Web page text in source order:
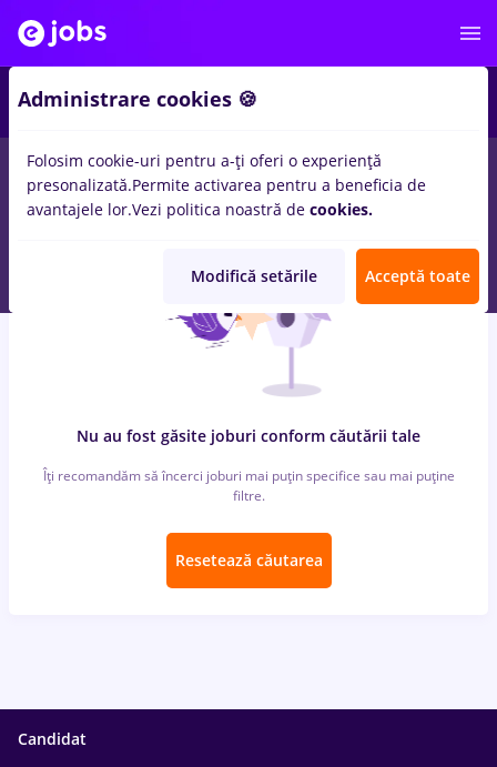
locuri de muncarm valcea, Part timeinIasi (Iasi)
experientainConstructii / Instalatii
Nu au fost găsite joburi conform căutării tale
Îți recomandăm să încerci joburi mai puțin specifice sau mai puține
filtre.
Resetează căutarea
Candidat
Administrare cookies 🍪
Folosim cookie-uri pentru a-ți oferi o experiență
presonalizată.Permite activarea pentru a beneficia de
avantajele lor.Vezi politica noastră de cookies.
Modifică setările Acceptă toate